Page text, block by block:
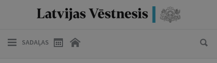
SADAĻAS